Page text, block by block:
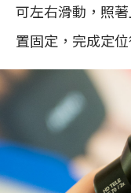
可左右滑動，照
置固定，完成定